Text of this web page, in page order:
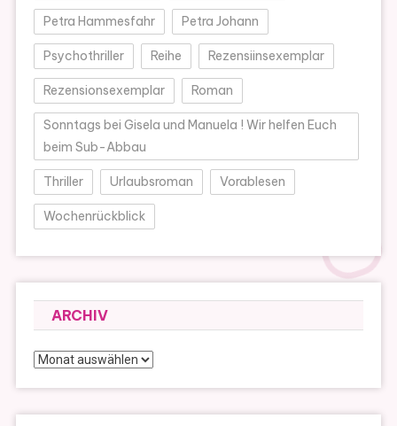
Petra Hammesfahr Petra Johann
Psychothriller Reihe Rezensiinsexemplar
Rezensionsexemplar Roman
Sonntags bei Gisela und Manuela ! Wir helfen Euch
beim Sub-Abbau
Thriller Urlaubsroman Vorablesen
Wochenrückblick
ARCHIV
Archiv